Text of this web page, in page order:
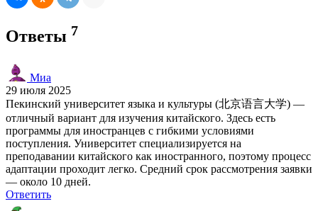
Ответы 7
Миа
29 июля 2025
Пекинский университет языка и культуры (北京语言大学) —
отличный вариант для изучения китайского. Здесь есть
программы для иностранцев с гибкими условиями
поступления. Университет специализируется на
преподавании китайского как иностранного, поэтому процесс
адаптации проходит легко. Средний срок рассмотрения заявки
— около 10 дней.
Ответить